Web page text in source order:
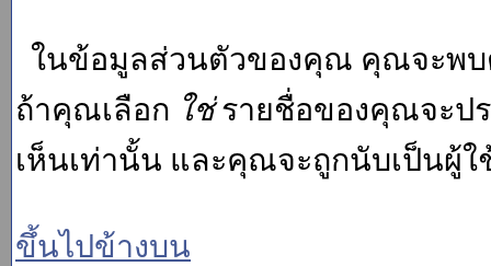
ในข้อมูลส่วนตัวของคุณ คุณจะพบ
ถ้าคุณเลือก ใช่รายชื่อของคุณจะปร
เห็นเท่านั้น และคุณจะถูกนับเป็นผู้
ขึ้นไปข้างบน